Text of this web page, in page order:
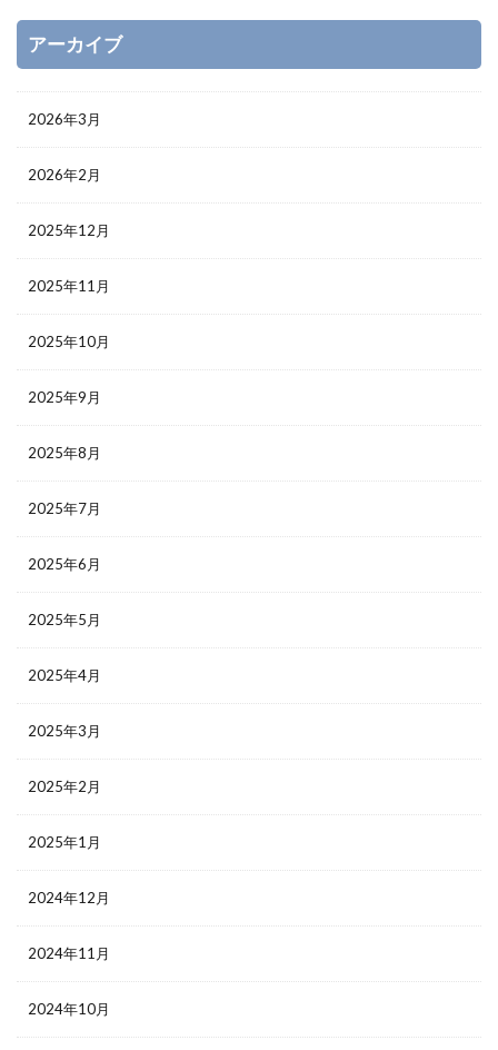
アーカイブ
2026年3月
2026年2月
2025年12月
2025年11月
2025年10月
2025年9月
2025年8月
2025年7月
2025年6月
2025年5月
2025年4月
2025年3月
2025年2月
2025年1月
2024年12月
2024年11月
2024年10月